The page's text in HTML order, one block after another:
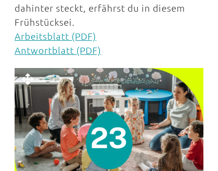
dahinter steckt, erfährst du in diesem
Frühstücksei.
Arbeitsblatt (PDF)
Antwortblatt (PDF)